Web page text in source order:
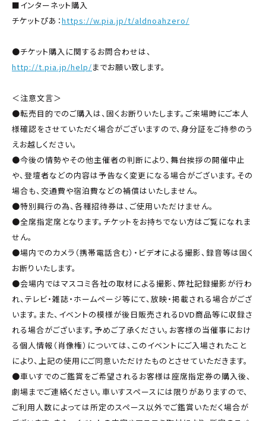
■インターネット購入
チケットぴあ：https://w.pia.jp/t/aldnoahzero/
●チケット購入に関するお問合わせは、
http://t.pia.jp/help/までお願い致します。
＜注意文言＞
●転売目的でのご購入は、固くお断りいたします。ご来場時にご本人
様確認をさせていただく場合がございますので、身分証をご持参のう
えお越しください。
●今後の情勢やその他主催者の判断により、舞台挨拶の開催中止
や、登壇者などの内容は予告なく変更になる場合がございます。その
場合も、交通費や宿泊費などの補償はいたしません。
●特別興行の為、各種招待券は、ご使用いただけません。
●全席指定席となります。チケットをお持ちでない方はご覧になれま
せん。
●場内でのカメラ（携帯電話含む）・ビデオによる撮影、録音等は固く
お断りいたします。
●会場内ではマスコミ各社の取材による撮影、弊社記録撮影が行わ
れ、テレビ・雑誌・ホームページ等にて、放映・掲載される場合がござ
います。また、イベントの模様が後日販売されるDVD商品等に収録さ
れる場合がございます。予めご了承ください。お客様の当催事におけ
る個人情報（肖像権）については、このイベントにご入場されたこと
により、上記の使用にご同意いただけたものとさせていただきます。
●車いすでのご鑑賞をご希望されるお客様は座席指定券の購入後、
劇場までご連絡ください。車いすスペースには限りがありますので、
ご利用人数によっては所定のスペース以外でご鑑賞いただく場合が